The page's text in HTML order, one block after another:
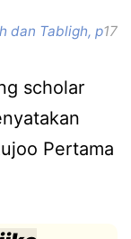
dan Tabligh, p17
scholar
Pertama